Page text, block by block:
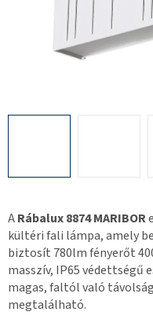
ARábalux 8874 MARIBOR
kültéri fali lámpa, amely
biztosít 780lm fényerőt
masszív, IP65 védettségű
magas, faltól való
megtalálható.